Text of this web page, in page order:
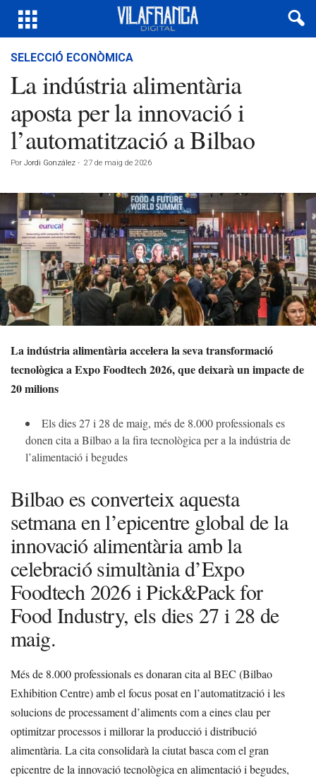
SELECCIÓ ECONÒMICA
La indústria alimentària
aposta per la innovació i
l’automatització a Bilbao
Por Jordi González - 27 de maig de 2026
La indústria alimentària accelera la seva transformació
tecnològica a Expo Foodtech 2026, que deixarà un impacte de
20 milions
Els dies 27 i 28 de maig, més de 8.000 professionals es
donen cita a Bilbao a la fira tecnològica per a la indústria de
l’alimentació i begudes
Bilbao es converteix aquesta
setmana en l’epicentre global de la
innovació alimentària amb la
celebració simultània d’Expo
Foodtech 2026 i Pick&Pack for
Food Industry, els dies 27 i 28 de
maig.
Més de 8.000 professionals es donaran cita al BEC (Bilbao
Exhibition Centre) amb el focus posat en l’automatització i les
solucions de processament d’aliments com a eines clau per
optimitzar processos i millorar la producció i distribució
alimentària. La cita consolidarà la ciutat basca com el gran
epicentre de la innovació tecnològica en alimentació i begudes,